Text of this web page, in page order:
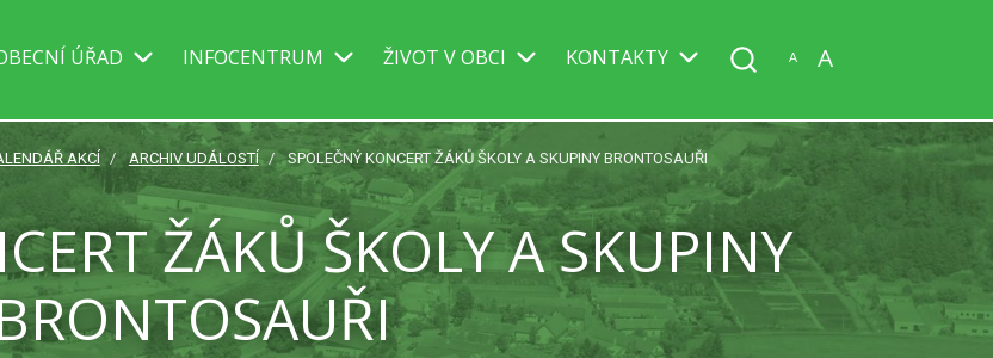
ÚŘAD INFOCENTRUM ŽIVOT V OBCI KONTAKTY A A
AKCÍ ARCHIV UDÁLOSTÍ SPOLEČNÝ KONCERT ŽÁKŮ ŠKOLY A SKUPINY BRONTOSAUŘI
ŽÁKŮ ŠKOLY A SKUPINY